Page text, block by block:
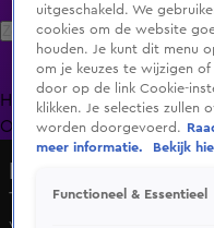
Zoeken
HomeUitzending Gemist
OranjezomerLivestreams
Theo Janssen ziet boze
uitgeschakeld. We
cookies om de website
houden. Je kunt dit menu
om je keuzes te wijzigen
door op de link Cookie-
klikken. Je selecties zullen
worden doorgevoerd.
meer informatie.
Bekijk
Functioneel & Essentieel